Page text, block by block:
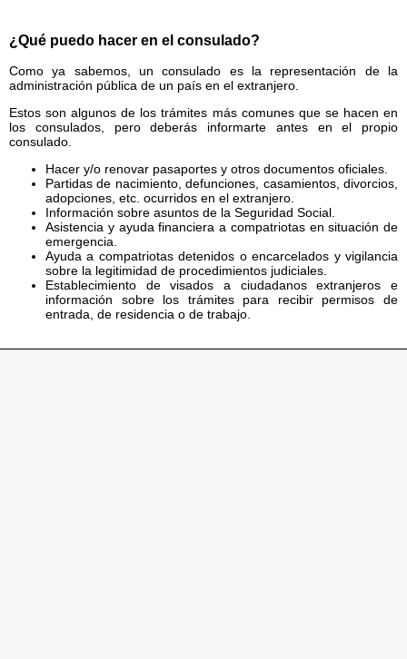
¿Qué puedo hacer en el consulado?
Como ya sabemos, un consulado es la representación de la
administración pública de un país en el extranjero.
Estos son algunos de los trámites más comunes que se hacen en
los consulados, pero deberás informarte antes en el propio
consulado.
Hacer y/o renovar pasaportes y otros documentos oficiales.
Partidas de nacimiento, defunciones, casamientos, divorcios,
adopciones, etc. ocurridos en el extranjero.
Información sobre asuntos de la Seguridad Social.
Asistencia y ayuda financiera a compatriotas en situación de
emergencia.
Ayuda a compatriotas detenidos o encarcelados y vigilancia
sobre la legitimidad de procedimientos judiciales.
Establecimiento de visados a ciudadanos extranjeros e
información sobre los trámites para recibir permisos de
entrada, de residencia o de trabajo.